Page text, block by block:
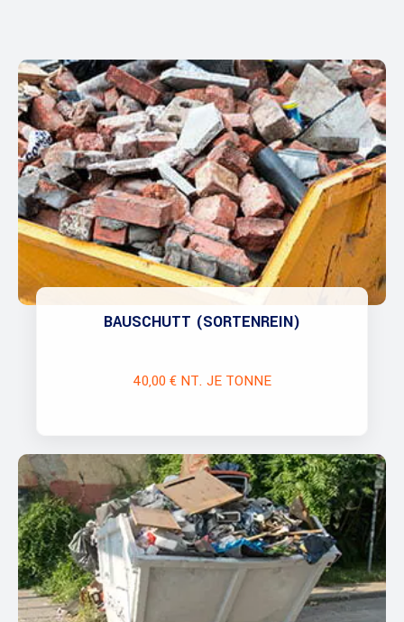
BAUSCHUTT (SORTENREIN)
40,00 € NT. JE TONNE